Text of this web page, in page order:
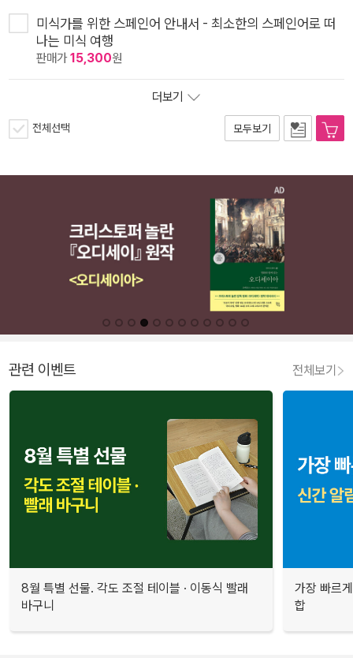
미식가를 위한 스페인어 안내서 - 최소한의 스페인어로 떠
나는 미식 여행
판매가15,300원
더보기
전체선택 모두보기
관련 이벤트 전체보기
8월 특별 선물. 각도 조절 테이블 · 이동식 빨래
바구니
가장 빠르
합